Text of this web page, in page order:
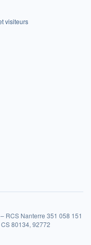
visiteurs
RCS Nanterre 351 058 151
80134, 92772